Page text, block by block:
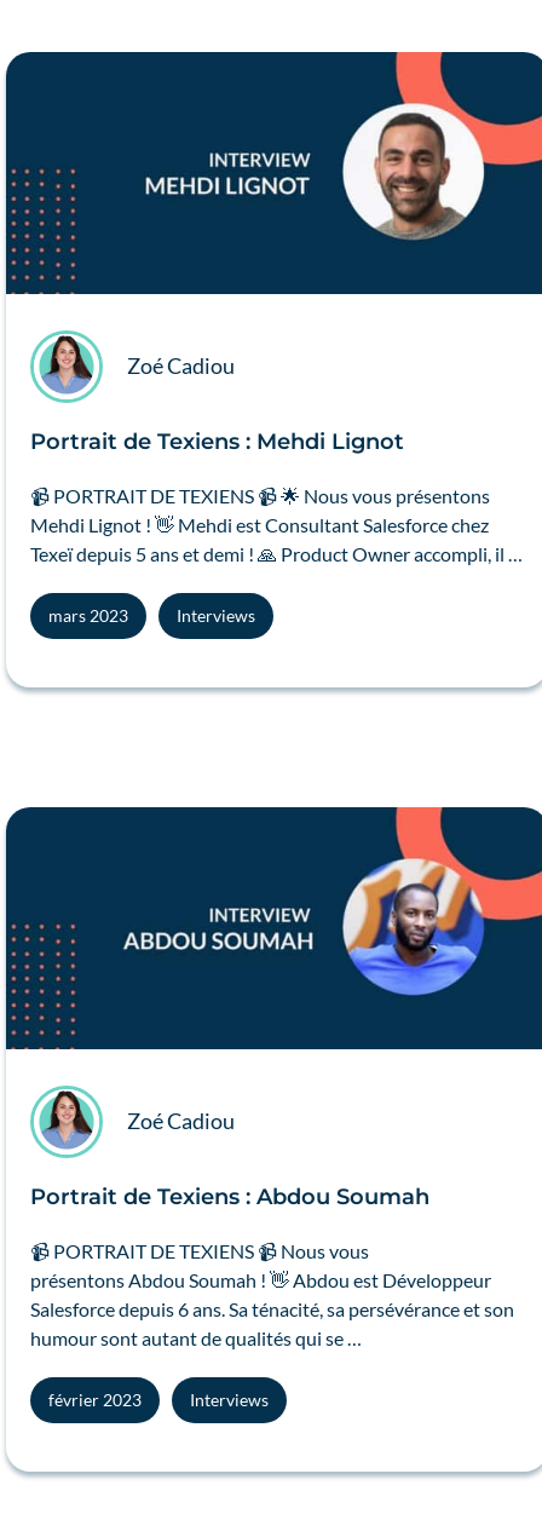
Zoé Cadiou
Portrait de Texiens : Mehdi Lignot
📹 PORTRAIT DE TEXIENS 📹 🌟 Nous vous présentons
Mehdi Lignot ! 👋 Mehdi est Consultant Salesforce chez
Texeï depuis 5 ans et demi ! 🙏 Product Owner accompli, il …
mars 2023 Interviews
Zoé Cadiou
Portrait de Texiens : Abdou Soumah
📹 PORTRAIT DE TEXIENS 📹 Nous vous
présentons Abdou Soumah ! 👋 Abdou est Développeur
Salesforce depuis 6 ans. Sa ténacité, sa persévérance et son
humour sont autant de qualités qui se …
février 2023 Interviews